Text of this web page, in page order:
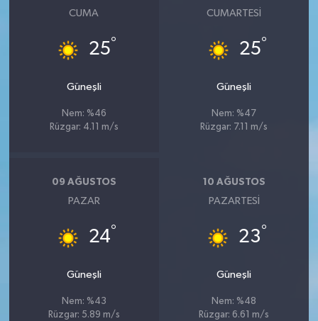
CUMA
25°
Güneşli
Nem: %46
Rüzgar: 4.11 m/s
CUMARTESI
25°
Güneşli
Nem: %47
Rüzgar: 7.11 m/s
09 AĞUSTOS
PAZAR
24°
Güneşli
Nem: %43
Rüzgar: 5.89 m/s
10 AĞUSTOS
PAZARTESI
23°
Güneşli
Nem: %48
Rüzgar: 6.61 m/s